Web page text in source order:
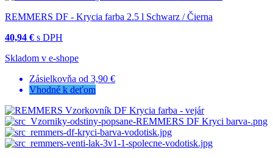
REMMERS DF - Krycia farba 2.5 l Schwarz / Čierna
40,94 € s DPH
Skladom v e-shope
Zásielkovňa od 3,90 €
Vhodné k deťom